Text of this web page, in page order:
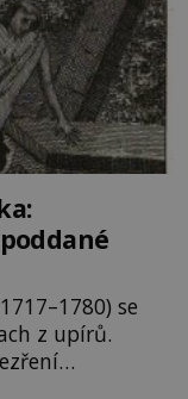
se
z upírů.
ani šlechtě.